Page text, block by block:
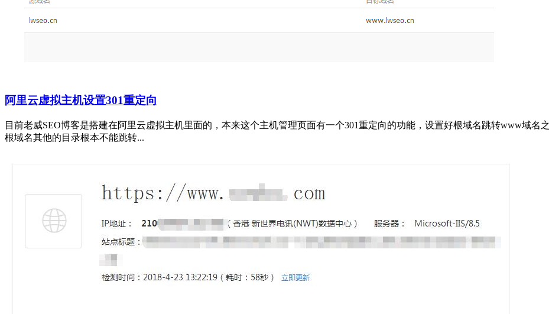
阿里云虚拟主机设置301重定向
目前老威SEO博客是搭建在阿里云虚拟主机里面的，本来这个主机管理页面有一个301重定向的功能，设置好根域名跳转www域名
根域名其他的目录根本不能跳转...